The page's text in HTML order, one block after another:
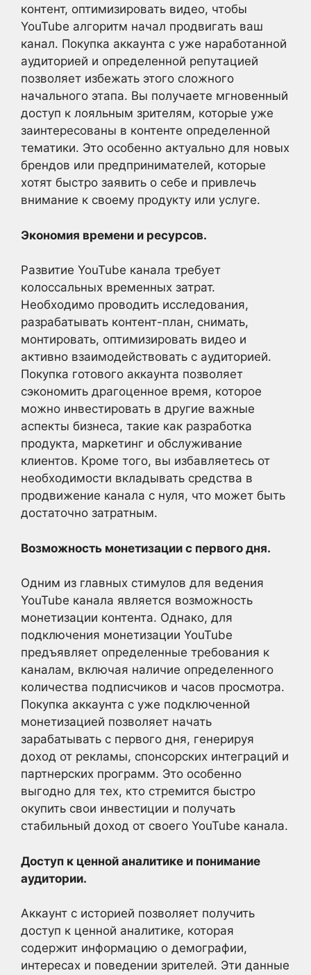
контент, оптимизировать видео, чтобы
YouTube алгоритм начал продвигать ваш
канал. Покупка аккаунта с уже наработанной
аудиторией и определенной репутацией
позволяет избежать этого сложного
начального этапа. Вы получаете мгновенный
доступ к лояльным зрителям, которые уже
заинтересованы в контенте определенной
тематики. Это особенно актуально для новых
брендов или предпринимателей, которые
хотят быстро заявить о себе и привлечь
внимание к своему продукту или услуге.
Экономия времени и ресурсов.
Развитие YouTube канала требует
колоссальных временных затрат.
Необходимо проводить исследования,
разрабатывать контент-план, снимать,
монтировать, оптимизировать видео и
активно взаимодействовать с аудиторией.
Покупка готового аккаунта позволяет
сэкономить драгоценное время, которое
можно инвестировать в другие важные
аспекты бизнеса, такие как разработка
продукта, маркетинг и обслуживание
клиентов. Кроме того, вы избавляетесь от
необходимости вкладывать средства в
продвижение канала с нуля, что может быть
достаточно затратным.
Возможность монетизации с первого дня.
Одним из главных стимулов для ведения
YouTube канала является возможность
монетизации контента. Однако, для
подключения монетизации YouTube
предъявляет определенные требования к
каналам, включая наличие определенного
количества подписчиков и часов просмотра.
Покупка аккаунта с уже подключенной
монетизацией позволяет начать
зарабатывать с первого дня, генерируя
доход от рекламы, спонсорских интеграций и
партнерских программ. Это особенно
выгодно для тех, кто стремится быстро
окупить свои инвестиции и получать
стабильный доход от своего YouTube канала.
Доступ к ценной аналитике и понимание
аудитории.
Аккаунт с историей позволяет получить
доступ к ценной аналитике, которая
содержит информацию о демографии,
интересах и поведении зрителей. Эти данные